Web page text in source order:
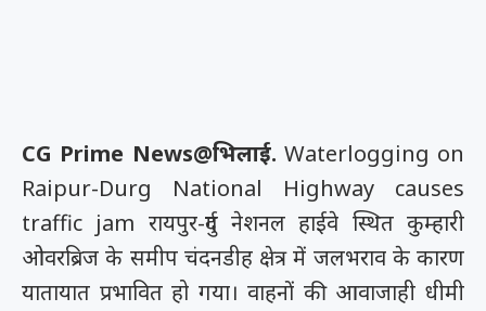
CG Prime News@भिलाई. Waterlogging on
Raipur-Durg National Highway causes
traffic jam रायपुर-दुर्ग नेशनल हाईवे स्थित कुम्हारी
ओवरब्रिज के समीप चंदनडीह क्षेत्र में जलभराव के कारण
यातायात प्रभावित हो गया। वाहनों की आवाजाही धीमी